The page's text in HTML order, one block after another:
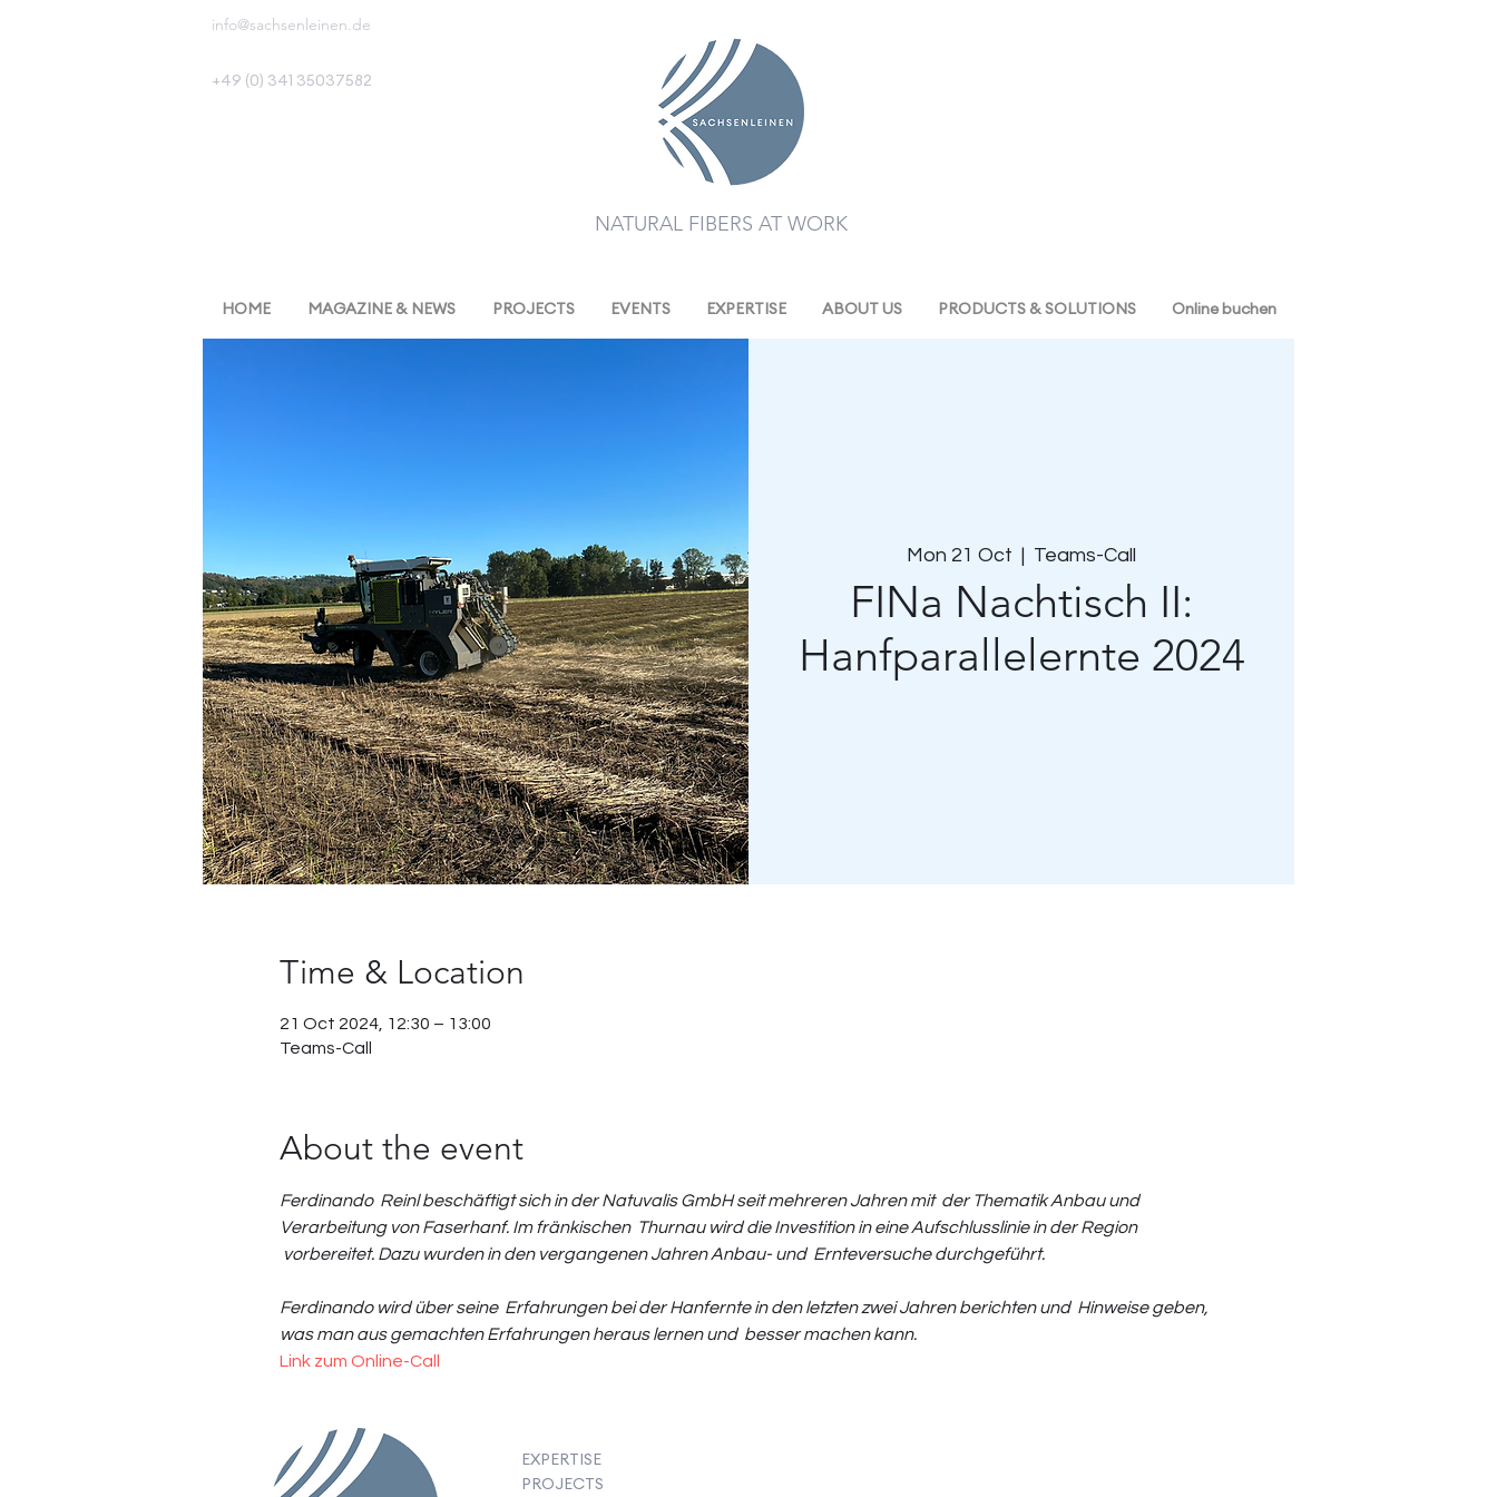
info@sachsenleinen.de
+49 (0) 341 35037582
NATURAL FIBERS AT WORK
HOME MAGAZINE & NEWS PROJECTS EVENTS EXPERTISE ABOUT US PRODUCTS & SOLUTIONS Online buchen
Mon 21 Oct
  |
Teams-Call
FINa Nachtisch II:
Hanfparallelernte 2024
Time & Location
21 Oct 2024, 12:30 – 13:00
Teams-Call
About the event
Ferdinando  Reinl beschäftigt sich in der Natuvalis GmbH seit mehreren Jahren mit  der Thematik Anbau und
Verarbeitung von Faserhanf. Im fränkischen  Thurnau wird die Investition in eine Aufschlusslinie in der Region
vorbereitet. Dazu wurden in den vergangenen Jahren Anbau- und  Ernteversuche durchgeführt.
Ferdinando wird über seine  Erfahrungen bei der Hanfernte in den letzten zwei Jahren berichten und  Hinweise geben,
was man aus gemachten Erfahrungen heraus lernen und  besser machen kann.
Link zum Online-Call
EXPERTISE
PROJECTS